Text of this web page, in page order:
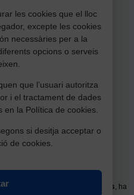
les cookies que el lloc
excepte les cookies
necessàries per a la
opcions o serveis
que l’usuari autoritza
i el tractament de dades
en la Política de cookies.
si desitja acceptar o
de cookies.
Pavelló Germans Garcia Fossas, ha